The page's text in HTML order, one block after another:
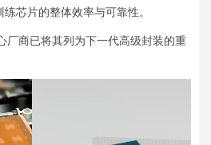
芯片的整体效率与可靠性。
厂商已将其列为下一代高级封装的重